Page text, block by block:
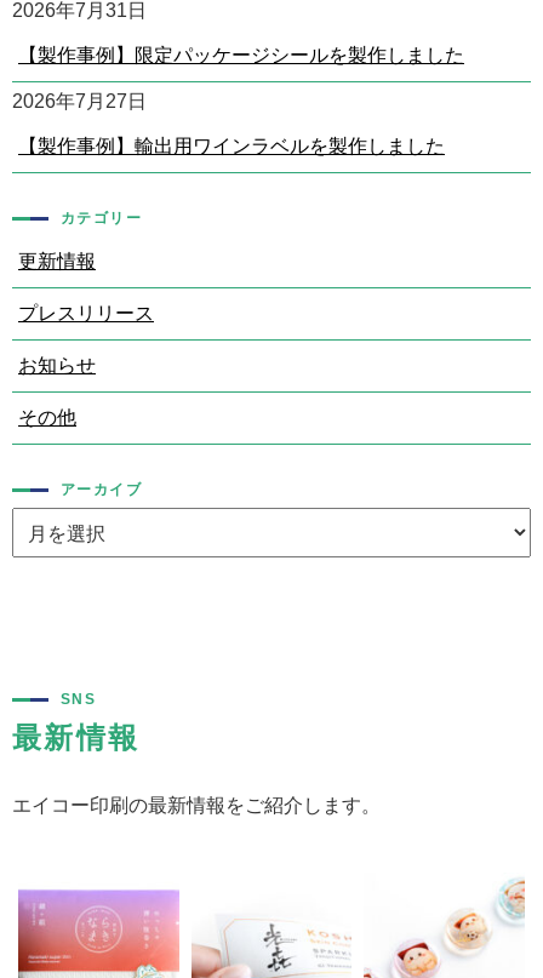
2026年7月31日
【製作事例】限定パッケージシールを製作しました
2026年7月27日
【製作事例】輸出用ワインラベルを製作しました
カテゴリー
更新情報
プレスリリース
お知らせ
その他
アーカイブ
SNS
最新情報
エイコー印刷の最新情報をご紹介します。